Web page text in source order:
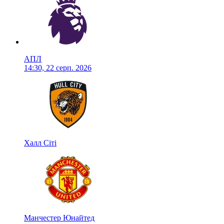
АПЛ
14:30, 22 серп. 2026
Халл Сіті
Манчестер Юнайтед